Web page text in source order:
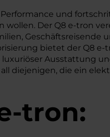
und
Der Q8 e-tron
Geschäftsreisende
bietet der Q8 e-
Ausstattung
diejenigen, die ein
tron: